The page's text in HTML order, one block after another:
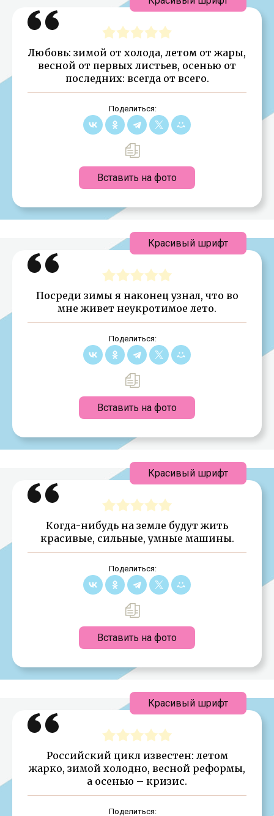
Любовь: зимой от холода, летом от жары,
весной от первых листьев, осенью от
последних: всегда от всего.
Поделиться:
Вставить на фото
Посреди зимы я наконец узнал, что во
мне живет неукротимое лето.
Поделиться:
Вставить на фото
Красивый шрифт
Когда-нибудь на земле будут жить
красивые, сильные, умные машины.
Поделиться:
Вставить на фото
Красивый шрифт
Российский цикл известен: летом
жарко, зимой холодно, весной реформы,
а осенью – кризис.
Поделиться:
Красивый шрифт